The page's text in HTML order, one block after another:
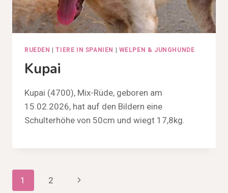
RUEDEN |TIERE IN SPANIEN | WELPEN & JUNGHUNDE
Kupai
Kupai (4700), Mix-Rüde, geboren am
15.02.2026, hat auf den Bildern eine
Schulterhöhe von 50cm und wiegt 17,8kg.
Seitennavigation
1 2
Nächste